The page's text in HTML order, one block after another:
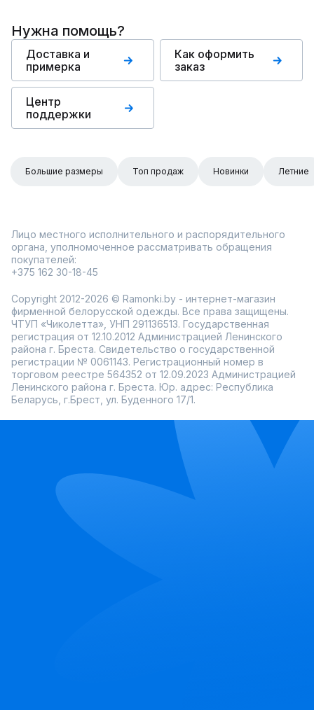
Нужна помощь?
Доставка и
примерка
Как оформить
заказ
Центр
поддержки
Большие размеры Топ продаж Новинки Летние
Лицо местного исполнительного и распорядительного
органа, уполномоченное рассматривать обращения
покупателей:
+375 162 30-18-45
Copyright 2012-2026 © Ramonki.by - интернет-магазин
фирменной белорусской одежды. Все права защищены.
ЧТУП «Чиколетта», УНП 291136513. Государственная
регистрация от 12.10.2012 Администрацией Ленинского
района г. Бреста. Свидетельство о государственной
регистрации № 0061143. Регистрационный номер в
торговом реестре 564352 от 12.09.2023 Администрацией
Ленинского района г. Бреста. Юр. адрес: Республика
Беларусь, г.Брест, ул. Буденного 17/1.